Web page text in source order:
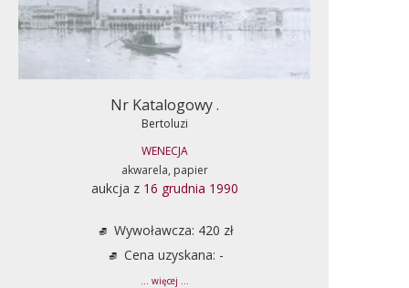
Nr Katalogowy .
Bertoluzi
WENECJA
akwarela, papier
aukcja z 16 grudnia 1990
Wywoławcza: 420 zł
Cena uzyskana: -
... więcej ...